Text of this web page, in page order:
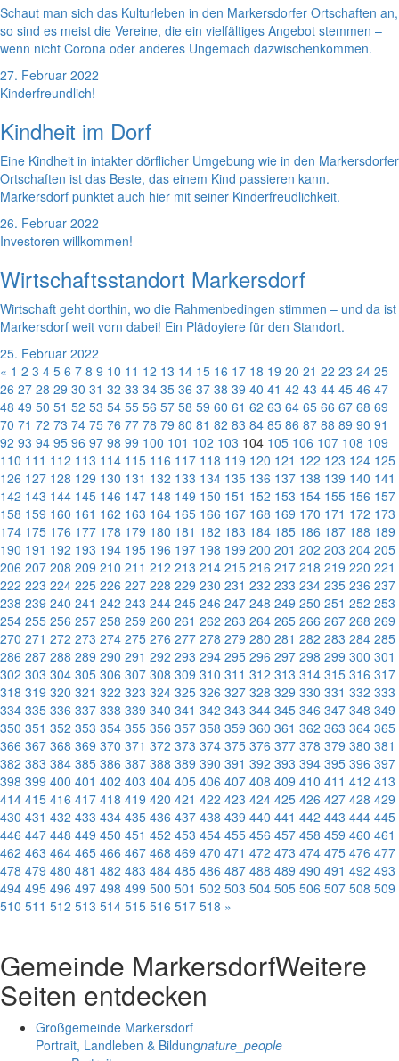
Schaut man sich das Kulturleben in den Markersdorfer Ortschaften an,
so sind es meist die Vereine, die ein vielfältiges Angebot stemmen –
wenn nicht Corona oder anderes Ungemach dazwischenkommen.
27. Februar 2022
Kinderfreundlich!
Kindheit im Dorf
Eine Kindheit in intakter dörflicher Umgebung wie in den Markersdorfer
Ortschaften ist das Beste, das einem Kind passieren kann.
Markersdorf punktet auch hier mit seiner Kinderfreudlichkeit.
26. Februar 2022
Investoren willkommen!
Wirtschaftsstandort Markersdorf
Wirtschaft geht dorthin, wo die Rahmenbedingen stimmen – und da ist
Markersdorf weit vorn dabei! Ein Plädoyiere für den Standort.
25. Februar 2022
« 1 2 3 4 5 6 7 8 9 10 11 12 13 14 15 16 17 18 19 20 21 22 23 24 25
26 27 28 29 30 31 32 33 34 35 36 37 38 39 40 41 42 43 44 45 46 47
48 49 50 51 52 53 54 55 56 57 58 59 60 61 62 63 64 65 66 67 68 69
70 71 72 73 74 75 76 77 78 79 80 81 82 83 84 85 86 87 88 89 90 91
92 93 94 95 96 97 98 99 100 101 102 103 104 105 106 107 108 109
110 111 112 113 114 115 116 117 118 119 120 121 122 123 124 125
126 127 128 129 130 131 132 133 134 135 136 137 138 139 140 141
142 143 144 145 146 147 148 149 150 151 152 153 154 155 156 157
158 159 160 161 162 163 164 165 166 167 168 169 170 171 172 173
174 175 176 177 178 179 180 181 182 183 184 185 186 187 188 189
190 191 192 193 194 195 196 197 198 199 200 201 202 203 204 205
206 207 208 209 210 211 212 213 214 215 216 217 218 219 220 221
222 223 224 225 226 227 228 229 230 231 232 233 234 235 236 237
238 239 240 241 242 243 244 245 246 247 248 249 250 251 252 253
254 255 256 257 258 259 260 261 262 263 264 265 266 267 268 269
270 271 272 273 274 275 276 277 278 279 280 281 282 283 284 285
286 287 288 289 290 291 292 293 294 295 296 297 298 299 300 301
302 303 304 305 306 307 308 309 310 311 312 313 314 315 316 317
318 319 320 321 322 323 324 325 326 327 328 329 330 331 332 333
334 335 336 337 338 339 340 341 342 343 344 345 346 347 348 349
350 351 352 353 354 355 356 357 358 359 360 361 362 363 364 365
366 367 368 369 370 371 372 373 374 375 376 377 378 379 380 381
382 383 384 385 386 387 388 389 390 391 392 393 394 395 396 397
398 399 400 401 402 403 404 405 406 407 408 409 410 411 412 413
414 415 416 417 418 419 420 421 422 423 424 425 426 427 428 429
430 431 432 433 434 435 436 437 438 439 440 441 442 443 444 445
446 447 448 449 450 451 452 453 454 455 456 457 458 459 460 461
462 463 464 465 466 467 468 469 470 471 472 473 474 475 476 477
478 479 480 481 482 483 484 485 486 487 488 489 490 491 492 493
494 495 496 497 498 499 500 501 502 503 504 505 506 507 508 509
510 511 512 513 514 515 516 517 518 »
Gemeinde MarkersdorfWeitere
Seiten entdecken
Großgemeinde Markersdorf
Portrait, Landleben & Bildungnature_people